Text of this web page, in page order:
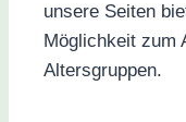
unsere Seiten
Möglichkeit zum
Altersgruppen.